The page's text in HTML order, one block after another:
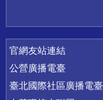
官網友站連結
公營廣播電臺
臺北國際社區廣播電臺